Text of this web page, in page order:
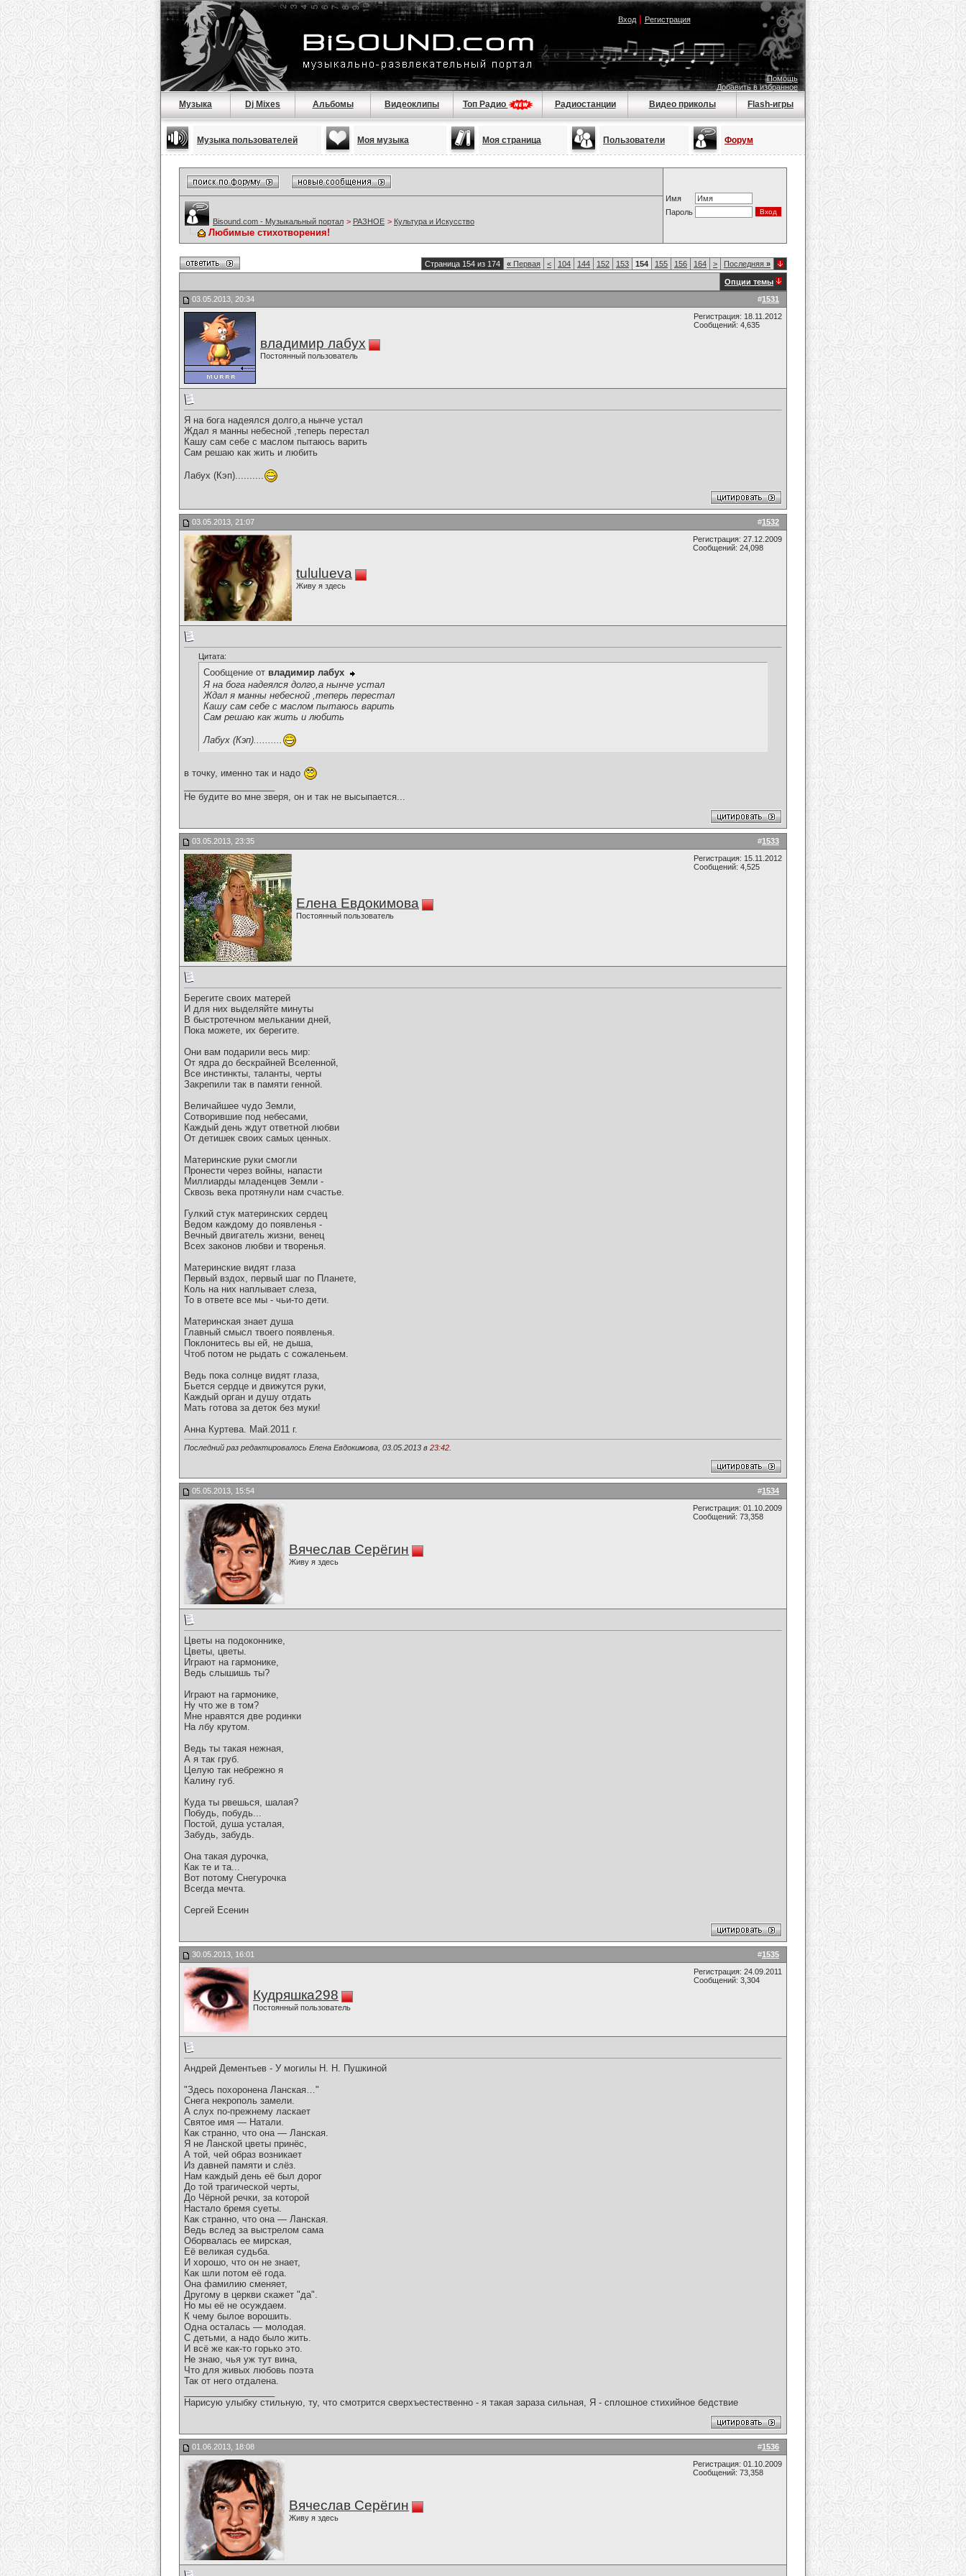
Вход| Регистрация
Помощь
Добавить в избранное
Музыка Dj Mixes Альбомы Видеоклипы Топ Радио Радиостанции Видео приколы Flash-игры
Музыка пользователей Моя музыка Моя страница Пользователи Форум
Имя
Пароль
Bisound.com - Музыкальный портал > РАЗНОЕ > Культура и Искусство
Любимые стихотворения!
Страница 154 из 174 « Первая < 104 144 152 153 154 155 156 164 > Последняя »
Опции темы
#1531
03.05.2013, 20:34
владимир лабух
Постоянный пользователь
Регистрация: 18.11.2012
Сообщений: 4,635
Я на бога надеялся долго,а нынче устал
Ждал я манны небесной ,теперь перестал
Кашу сам себе с маслом пытаюсь варить
Сам решаю как жить и любить
Лабух (Кэп)..........
#1532
03.05.2013, 21:07
tululueva
Живу я здесь
Регистрация: 27.12.2009
Сообщений: 24,098
Цитата:
Сообщение от владимир лабух
Я на бога надеялся долго,а нынче устал
Ждал я манны небесной ,теперь перестал
Кашу сам себе с маслом пытаюсь варить
Сам решаю как жить и любить
Лабух (Кэп)..........
в точку, именно так и надо
Не будите во мне зверя, он и так не высыпается...
#1533
03.05.2013, 23:35
Елена Евдокимова
Постоянный пользователь
Регистрация: 15.11.2012
Сообщений: 4,525
Берегите своих матерей
И для них выделяйте минуты
В быстротечном мелькании дней,
Пока можете, их берегите.
Они вам подарили весь мир:
От ядра до бескрайней Вселенной,
Все инстинкты, таланты, черты
Закрепили так в памяти генной.
Величайшее чудо Земли,
Сотворившие под небесами,
Каждый день ждут ответной любви
От детишек своих самых ценных.
Материнские руки смогли
Пронести через войны, напасти
Миллиарды младенцев Земли -
Сквозь века протянули нам счастье.
Гулкий стук материнских сердец
Ведом каждому до появленья -
Вечный двигатель жизни, венец
Всех законов любви и творенья.
Материнские видят глаза
Первый вздох, первый шаг по Планете,
Коль на них наплывает слеза,
То в ответе все мы - чьи-то дети.
Материнская знает душа
Главный смысл твоего появленья.
Поклонитесь вы ей, не дыша,
Чтоб потом не рыдать с сожаленьем.
Ведь пока солнце видят глаза,
Бьется сердце и движутся руки,
Каждый орган и душу отдать
Мать готова за деток без муки!
Анна Куртева. Май.2011 г.
Последний раз редактировалось Елена Евдокимова, 03.05.2013 в 23:42
#1534
05.05.2013, 15:54
Вячеслав Серёгин
Живу я здесь
Регистрация: 01.10.2009
Сообщений: 73,358
Цветы на подоконнике,
Цветы, цветы.
Играют на гармонике,
Ведь слышишь ты?
Играют на гармонике,
Ну что же в том?
Мне нравятся две родинки
На лбу крутом.
Ведь ты такая нежная,
А я так груб.
Целую так небрежно я
Калину губ.
Куда ты рвешься, шалая?
Побудь, побудь...
Постой, душа усталая,
Забудь, забудь.
Она такая дурочка,
Как те и та...
Вот потому Снегурочка
Всегда мечта.
Сергей Есенин
#1535
30.05.2013, 16:01
Кудряшка298
Постоянный пользователь
Регистрация: 24.09.2011
Сообщений: 3,304
Андрей Дементьев - У могилы Н. Н. Пушкиной
"Здесь похоронена Ланская…"
Снега некрополь замели.
А слух по-прежнему ласкает
Святое имя — Натали.
Как странно, что она — Ланская.
Я не Ланской цветы принёс,
А той, чей образ возникает
Из давней памяти и слёз.
Нам каждый день её был дорог
До той трагической черты,
До Чёрной речки, за которой
Настало бремя суеты.
Как странно, что она — Ланская.
Ведь вслед за выстрелом сама
Оборвалась ее мирская,
Её великая судьба.
И хорошо, что он не знает,
Как шли потом её года.
Она фамилию сменяет,
Другому в церкви скажет "да".
Но мы её не осуждаем.
К чему былое ворошить.
Одна осталась — молодая.
С детьми, а надо было жить.
И всё же как-то горько это.
Не знаю, чья уж тут вина,
Что для живых любовь поэта
Так от него отдалена.
Нарисую улыбку стильную, ту, что смотрится сверхъестественно - я такая зараза сильная, Я - сплошное стихийное бедствие
#1536
01.06.2013, 18:08
Вячеслав Серёгин
Живу я здесь
Регистрация: 01.10.2009
Сообщений: 73,358